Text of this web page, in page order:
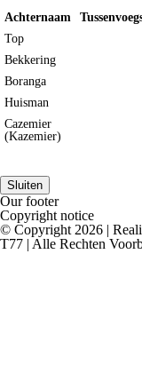
Achternaam
Top
Bekkering
Boranga
Huisman
Cazemier
(Kazemier)
Sluiten
Our footer
Copyright notice
© Copyright 2026 |
T77 | Alle Rechten